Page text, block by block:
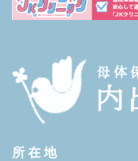
所 在 地